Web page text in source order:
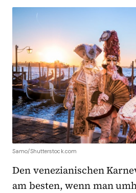
Samo/Shutterstock.com
Den venezianischen
am besten, wenn man